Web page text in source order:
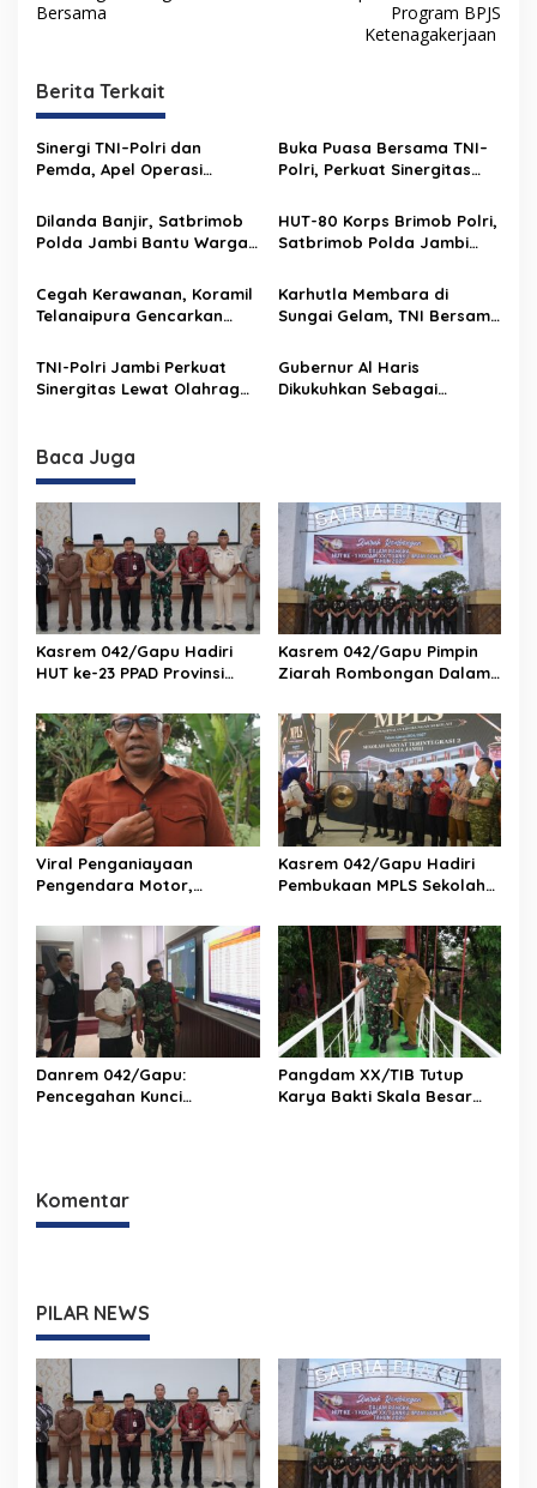
i
a
s
i
o
Bersama
Program BPJS
Ketenagakerjaan
Berita Terkait
Sinergi TNI–Polri dan
Pemda, Apel Operasi
Polda Jambi
Buka Puasa Bersama TNI–
Polri, Perkuat Sinergitas
Ketupat
Dilanda Banjir, Satbrimob
Polda Jambi Bantu Warga
HUT-80 Korps Brimob Polri,
Satbrimob Polda Jambi
Cegah Kerawanan, Koramil
Telanaipura Gencarkan
Banser NU Wujudkan
Keamanan
Karhutla Membara di
Sungai Gelam, TNI Bersama
Pemadaman
TNI-Polri Jambi Perkuat
Sinergitas Lewat Olahraga
Gubernur Al Haris
Dikukuhkan Sebagai
Baca Juga
Kasrem 042/Gapu Hadiri
HUT ke-23 PPAD Provinsi
Dukung Program
Pemerintah
Kasrem 042/Gapu Pimpin
Ziarah Rombongan Dalam
XX/Tuanku Imam Bonjol
Viral Penganiayaan
Pengendara Motor,
Bantah Kabar Keterlibatan
TNI
Kasrem 042/Gapu Hadiri
Pembukaan MPLS Sekolah
Jambi
Danrem 042/Gapu:
Pencegahan Kunci
Pangdam XX/TIB Tutup
Karya Bakti Skala Besar
Komentar
PILAR NEWS